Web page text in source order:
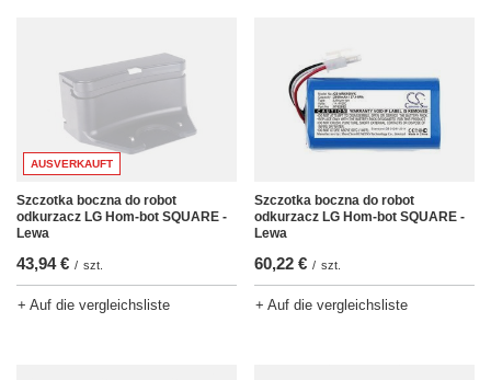
AUSVERKAUFT
Szczotka boczna do robot
odkurzacz LG Hom-bot SQUARE -
Lewa
43,94 € / szt.
+ Auf die vergleichsliste
Szczotka boczna do robot
odkurzacz LG Hom-bot SQUARE -
Lewa
60,22 € / szt.
+ Auf die vergleichsliste